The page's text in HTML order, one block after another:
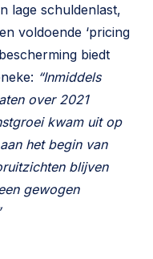
lage schuldenlast,
voldoende ‘pricing
biedt
“Inmiddels
over 2021
kwam uit op
het begin van
blijven
gewogen